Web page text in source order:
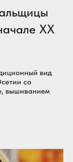
XX
вид
со
вышиванием